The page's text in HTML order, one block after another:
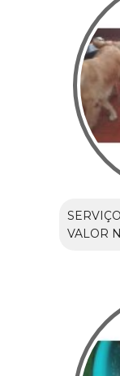
VALOR